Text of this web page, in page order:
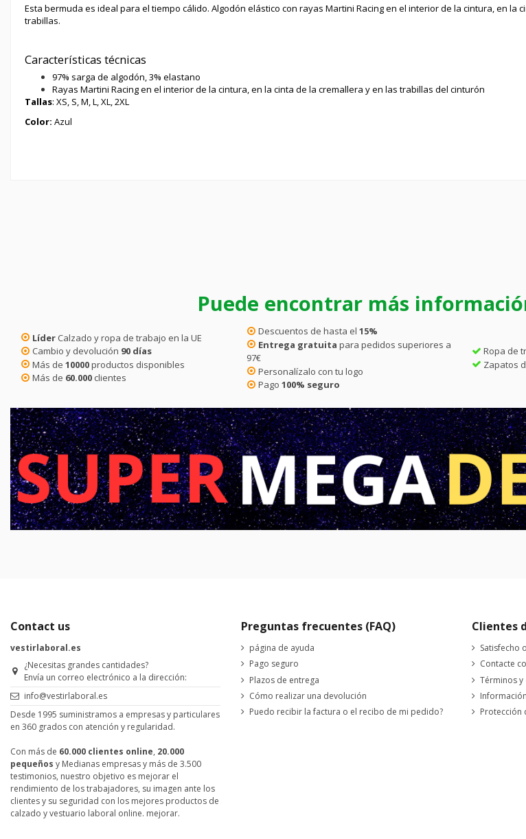
Esta bermuda es ideal para el tiempo cálido. Algodón elástico con rayas Martini Racing en el interior de la cintura, en la
trabillas.
Características técnicas
97% sarga de algodón, 3% elastano
Rayas Martini Racing en el interior de la cintura, en la cinta de la cremallera y en las trabillas del cinturón
Tallas: XS, S, M, L, XL, 2XL
Color: Azul
Puede encontrar más
Líder Calzado y ropa de trabajo en la UE
Cambio y devolución 90 días
Más de 10000productos disponibles
Más de 60.000 clientes
Descuentos de hasta el 15%
Entrega gratuita para pedidos superiores a
97€
Personalízalo con tu logo
Pago 100% seguro
Ropa de
Zapatos
Contact us
vestirlaboral.es
¿Necesitas grandes cantidades?
Envía un correo electrónico a la dirección:
info@vestirlaboral.es
Desde 1995 suministramos a empresas y particulares
en 360 grados con atención y regularidad.
Con más de 60.000 clientes online, 20.000
pequeños y Medianas empresas y más de 3.500
testimonios, nuestro objetivo es mejorar el
rendimiento de los trabajadores, su imagen ante los
clientes y su seguridad con los mejores productos de
calzado y vestuario laboral online. mejorar.
Preguntas frecuentes (FAQ)
página de ayuda
Pago seguro
Plazos de entrega
Cómo realizar una devolución
Puedo recibir la factura o el recibo de mi pedido?
Clientes
Satisfecho
Contacte
Términos
Protección